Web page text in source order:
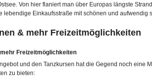
Von hier flaniert man über Europas längste
lebendige Einkaufsstraße mit schönen und aufwendig
& mehr Freizeitmöglichkeiten
Freizeitmöglichkeiten
und den Tanzkursen hat die Gegend noch eine
zu bieten: